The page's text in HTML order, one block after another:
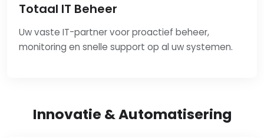
Totaal IT Beheer
Uw vaste IT-partner voor proactief beheer,
monitoring en snelle support op al uw systemen.
Innovatie & Automatisering